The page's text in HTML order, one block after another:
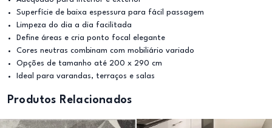
Superfície de baixa espessura para fácil passagem
Limpeza do dia a dia facilitada
Define áreas e cria ponto focal elegante
Cores neutras combinam com mobiliário variado
Opções de tamanho até 200 x 290 cm
Ideal para varandas, terraços e salas
Produtos Relacionados